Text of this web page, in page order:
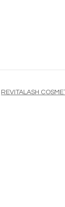
REVITALASH